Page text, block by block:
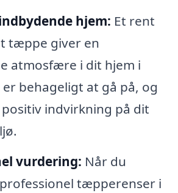
hjem: Et rent
tæppe giver en
atmosfære i dit hjem i
er behageligt at gå på, og
indvirkning på dit
vurdering: Når du
tæpperenser i